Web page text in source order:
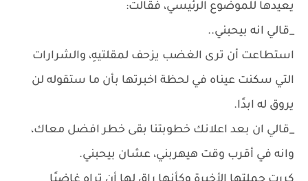
يعيدها للموضوع الرئيسي، فقالت:
_قالي انه بيحبني..
استطاعت أن ترى الغضب يزحف لمقلتيهِ، والشرارات
التي سكنت عيناه في لحظة اخبرتها بأن ما ستقوله لن
يروق له ابدًا.
_قالي ان بعد اعلانك خطوبتنا بقى خطر افضل معاك،
وانه في أقرب وقت هيهربني، عشان بيحبني.